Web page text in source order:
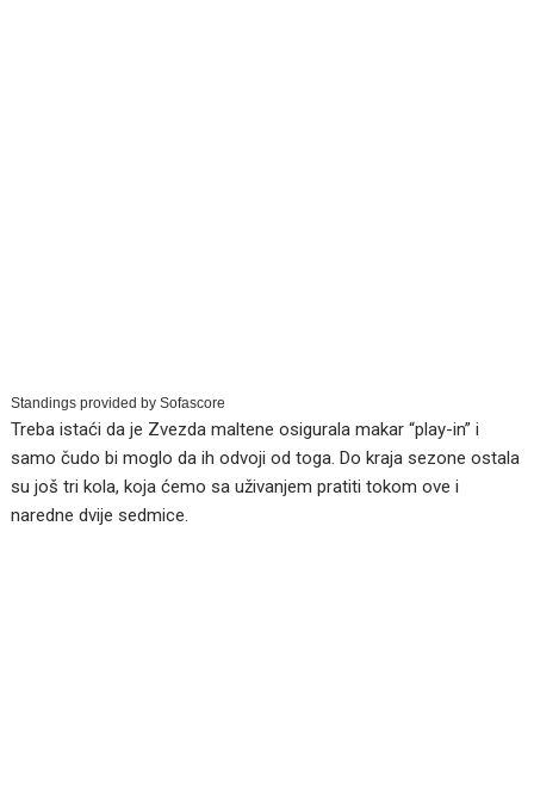
Standings provided bySofascore
Treba istaći da je Zvezda maltene osigurala makar “play-in” i
samo čudo bi moglo da ih odvoji od toga. Do kraja sezone ostala
su još tri kola, koja ćemo sa uživanjem pratiti tokom ove i
naredne dvije sedmice.